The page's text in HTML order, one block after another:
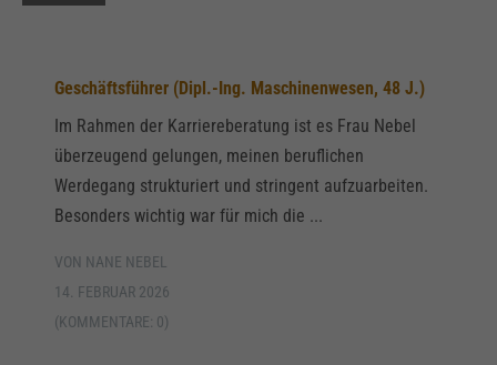
Geschäftsführer (Dipl.-Ing. Maschinenwesen, 48 J.)
Im Rahmen der Karriereberatung ist es Frau Nebel
überzeugend gelungen, meinen beruflichen
Werdegang strukturiert und stringent aufzuarbeiten.
Besonders wichtig war für mich die ...
VON NANE NEBEL
14. FEBRUAR 2026
(KOMMENTARE: 0)